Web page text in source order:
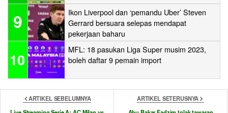
9
Ikon Liverpool dan ‘pemandu Uber’ Steven
Gerrard bersuara selepas mendapat
pekerjaan baharu
10
MFL: 18 pasukan Liga Super musim 2023,
boleh daftar 9 pemain import
ARTIKEL SEBELUMNYA
ARTIKEL SETERUSNYA